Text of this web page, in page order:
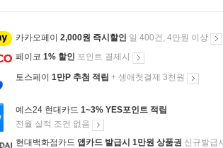
카카오페이 2,000원 즉시할인 일 400건, 4만원 이상
페이코 1% 할인 포인트 결제시
토스페이 1만P 추첨 적립 + 생애첫결제 3천원
예스24 현대카드 1~3% YES포인트 적립
전월 실적 조건 없음
현대백화점카드 앱카드 발급시 1만원 상품권 신규발급시